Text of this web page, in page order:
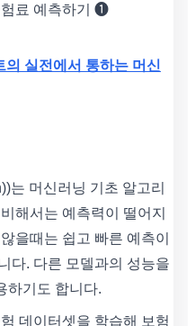
험료 예측하기 ❶
실전에서 통하는 머신
는 머신러닝 기초 알고리
해서는 예측력이 떨어지
을때는 쉽고 빠른 예측이
다. 다른 모델과의 성능을
하기도 합니다.
데이터셋을 학습해 보험